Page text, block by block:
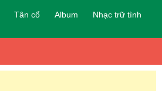
Tân cổ Album Nhạc trữ tình